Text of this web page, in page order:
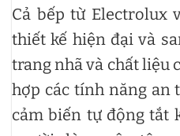
Cả bếp từ Electrolux
thiết kế hiện đại và
trang nhã và chất liệu
hợp các tính năng an
cảm biến tự động tắt